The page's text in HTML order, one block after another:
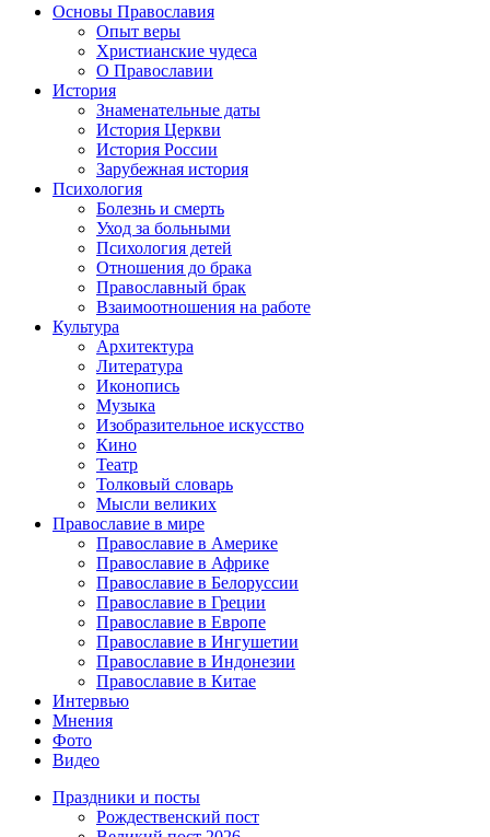
Основы Православия
Опыт веры
Христианские чудеса
О Православии
История
Знаменательные даты
История Церкви
История России
Зарубежная история
Психология
Болезнь и смерть
Уход за больными
Психология детей
Отношения до брака
Православный брак
Взаимоотношения на работе
Культура
Архитектура
Литература
Иконопись
Музыка
Изобразительное искусство
Кино
Театр
Толковый словарь
Мысли великих
Православие в мире
Православие в Америке
Православие в Африке
Православие в Белоруссии
Православие в Греции
Православие в Европе
Православие в Ингушетии
Православие в Индонезии
Православие в Китае
Интервью
Мнения
Фото
Видео
Праздники и посты
Рождественский пост